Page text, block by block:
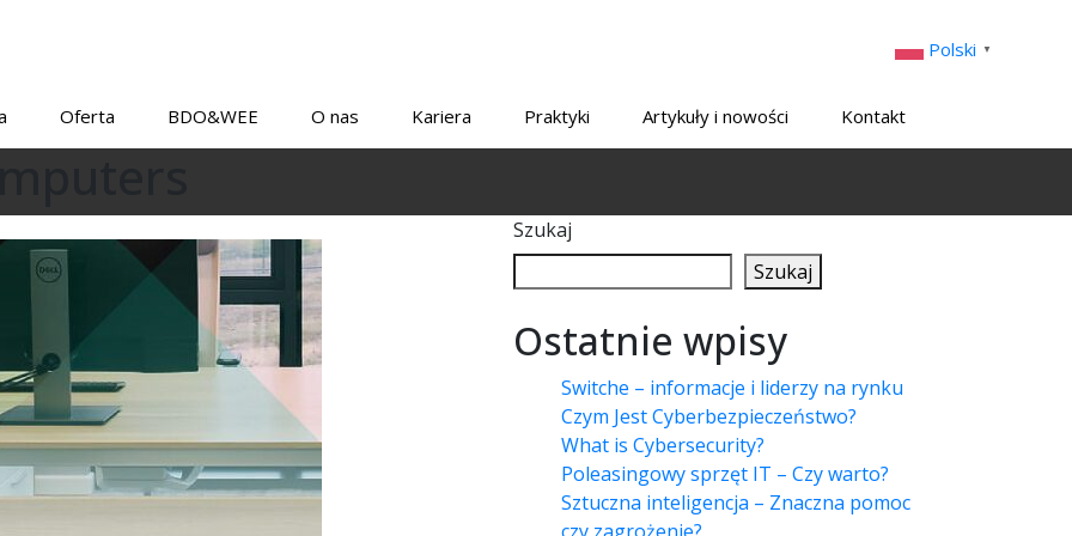
Polski ▼
Oferta BDO&WEE O nas Kariera Praktyki Artykuły i nowości Kontakt
Szukaj
Szukaj
Ostatnie wpisy
Switche – informacje i liderzy na rynku
Czym Jest Cyberbezpieczeństwo?
What is Cybersecurity?
Poleasingowy sprzęt IT – Czy warto?
Sztuczna inteligencja – Znaczna pomoc